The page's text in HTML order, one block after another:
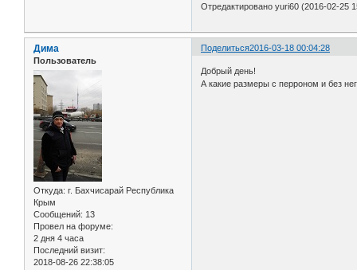
Отредактировано yuri60 (2016-02-25
Поделиться2016-03-18 00:04:28
Дима
Пользователь
Откуда: г. Бахчисарай Республика
Крым
Сообщений: 13
Провел на форуме:
2 дня 4 часа
Последний визит:
2018-08-26 22:38:05
Добрый день!
А какие размеры с перроном и без